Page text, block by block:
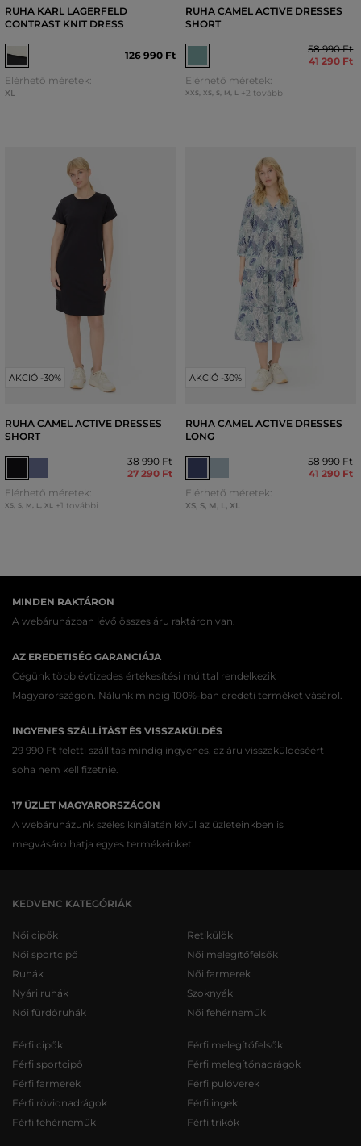
RUHA KARL LAGERFELD
CONTRAST KNIT DRESS
126 990 Ft
Elérhető méretek:
XL
RUHA CAMEL ACTIVE DRESSES
SHORT
58 990 Ft
41 290 Ft
Elérhető méretek:
XXS, XS, S, M, L +2 további
AKCIÓ -30%
RUHA CAMEL ACTIVE DRESSES
SHORT
38 990 Ft
27 290 Ft
Elérhető méretek:
XS, S, M, L, XL +1 további
AKCIÓ -30%
RUHA CAMEL ACTIVE DRESSES
LONG
58 990 Ft
41 290 Ft
Elérhető méretek:
XS, S, M, L, XL
MINDEN RAKTÁRON
A webáruházban lévő összes áru raktáron van.
AZ EREDETISÉG GARANCIÁJA
Cégünk több évtizedes értékesítési múlttal rendelkezik
Magyarországon. Nálunk mindig 100%-ban eredeti terméket vásárol.
INGYENES SZÁLLÍTÁST ÉS VISSZAKÜLDÉS
29 990 Ft feletti szállítás mindig ingyenes, az áru visszaküldéséért
soha nem kell fizetnie.
17 ÜZLET MAGYARORSZÁGON
A webáruházunk széles kínálatán kívül az üzleteinkben is
megvásárolhatja egyes termékeinket.
KEDVENC KATEGÓRIÁK
Női cipők
Női sportcipő
Ruhák
Nyári ruhák
Női fürdőruhák
Retikülök
Női melegítőfelsők
Női farmerek
Szoknyák
Női fehérneműk
Férfi cipők
Férfi sportcipő
Férfi farmerek
Férfi rövidnadrágok
Férfi fehérneműk
Férfi melegítőfelsők
Férfi melegítőnadrágok
Férfi pulóverek
Férfi ingek
Férfi trikók